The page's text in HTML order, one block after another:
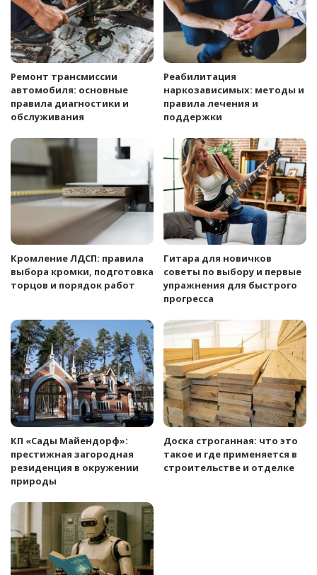
Ремонт трансмиссии
автомобиля: основные
правила диагностики и
обслуживания
Реабилитация
наркозависимых: методы и
правила лечения и
поддержки
Кромление ЛДСП: правила
выбора кромки, подготовка
торцов и порядок работ
Гитара для новичков
советы по выбору и первые
упражнения для быстрого
прогресса
КП «Сады Майендорф»:
престижная загородная
резиденция в окружении
природы
Доска строганная: что это
такое и где применяется в
строительстве и отделке